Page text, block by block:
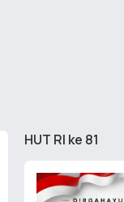
HUT RI ke 81